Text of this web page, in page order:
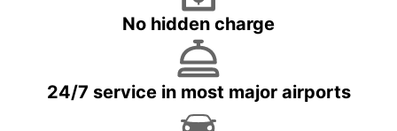
No hidden charge
24/7 service in most major airports